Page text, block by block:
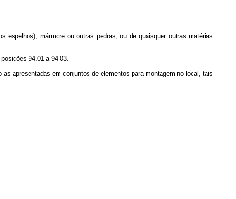
mármore ou outras pedras, ou de quaisquer outras matérias
94.01 a 94.03.
apresentadas em conjuntos de elementos para montagem no local, tais